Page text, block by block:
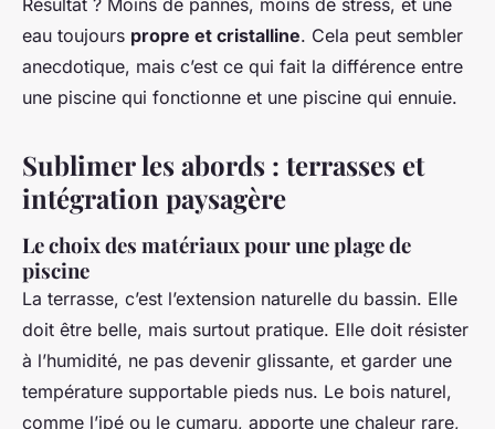
Résultat ? Moins de pannes, moins de stress, et une
eau toujours propre et cristalline. Cela peut sembler
anecdotique, mais c’est ce qui fait la différence entre
une piscine qui fonctionne et une piscine qui ennuie.
Sublimer les abords : terrasses et
intégration paysagère
Le choix des matériaux pour une plage de
piscine
La terrasse, c’est l’extension naturelle du bassin. Elle
doit être belle, mais surtout pratique. Elle doit résister
à l’humidité, ne pas devenir glissante, et garder une
température supportable pieds nus. Le bois naturel,
comme l’ipé ou le cumaru, apporte une chaleur rare,